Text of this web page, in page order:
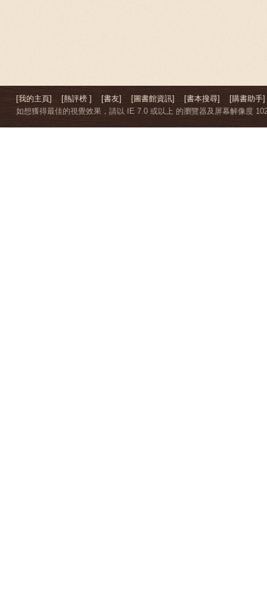
[我的主頁] [熱評榜 ] [書友] [圖書館資訊] [書本搜尋]
[購書助手]
如想獲得最佳的視覺效果，請以 IE 7.0 或以上 的瀏覽器及屏幕解像度